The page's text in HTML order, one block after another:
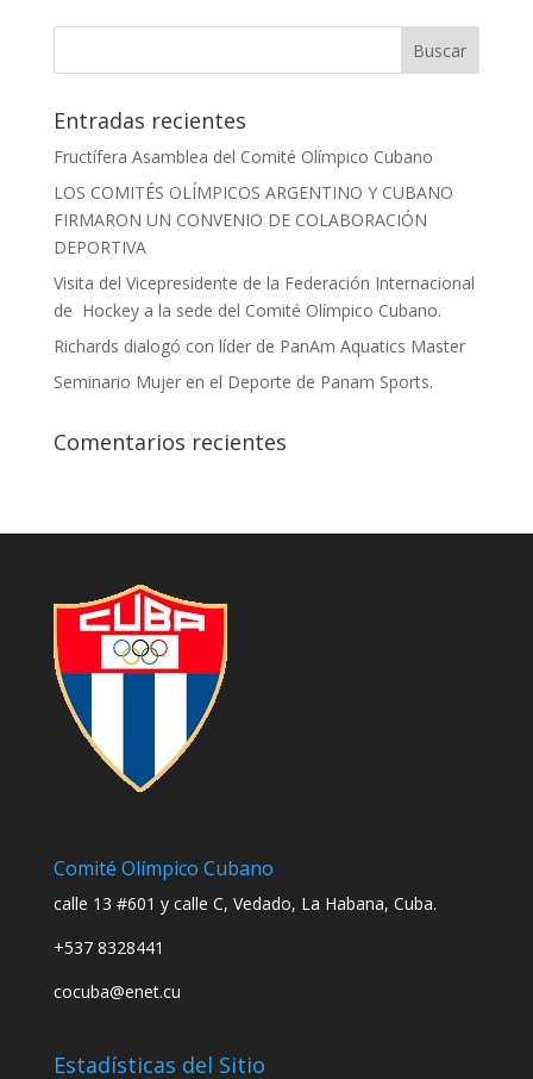
Entradas recientes
Fructífera Asamblea del Comité Olímpico Cubano
LOS COMITÉS OLÍMPICOS ARGENTINO Y CUBANO
FIRMARON UN CONVENIO DE COLABORACIÓN
DEPORTIVA
Visita del Vicepresidente de la Federación Internacional
de Hockey a la sede del Comité Olímpico Cubano.
Richards dialogó con líder de PanAm Aquatics Master
Seminario Mujer en el Deporte de Panam Sports.
Comentarios recientes
Comité Olímpico Cubano
calle 13 #601 y calle C, Vedado, La Habana, Cuba.
+537 8328441
cocuba@enet.cu
Estadísticas del Sitio